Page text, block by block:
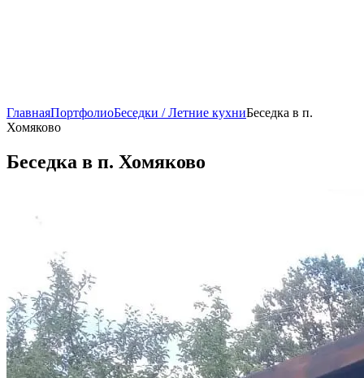
ГлавнаяПортфолиоБеседки / Летние кухниБеседка в п.
Хомяково
Беседка в п. Хомяково